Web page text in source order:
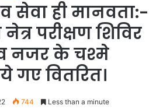
व सेवा ही मानवता:-
परीक्षण शिविर
व नजर के चश्मे
गए वितरित।
744 Less than a minute